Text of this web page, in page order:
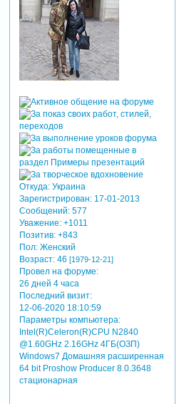
Откуда:Украина
Зарегистрирован: 17-01-2013
Сообщений:577
Уважение: +1011
Позитив: +843
Пол:Женский
Возраст:46 [1979-12-21]
Провел на форуме:
26 дней 4 часа
Последний визит:
12-06-2020 18:10:59
Параметры компьютера:
Intel(R)Celeron(R)CPU N2840
@1.60GHz 2.16GHz 4ГБ(ОЗП)
Windows7 Домашняя расширенная
64 bit Proshow Producer 8.0.3648
стационарная